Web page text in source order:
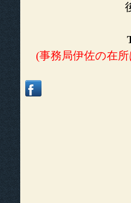
(事務局伊佐の在